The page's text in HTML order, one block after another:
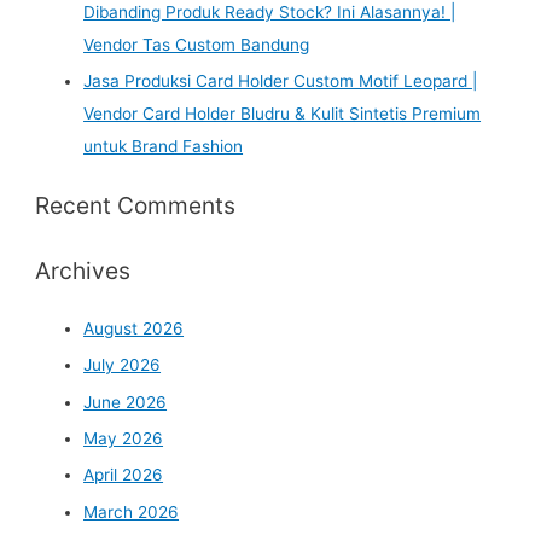
Dibanding Produk Ready Stock? Ini Alasannya! |
Vendor Tas Custom Bandung
Jasa Produksi Card Holder Custom Motif Leopard |
Vendor Card Holder Bludru & Kulit Sintetis Premium
untuk Brand Fashion
Recent Comments
Archives
August 2026
July 2026
June 2026
May 2026
April 2026
March 2026